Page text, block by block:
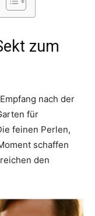
zum
nach der
für
feinen Perlen,
schaffen
den